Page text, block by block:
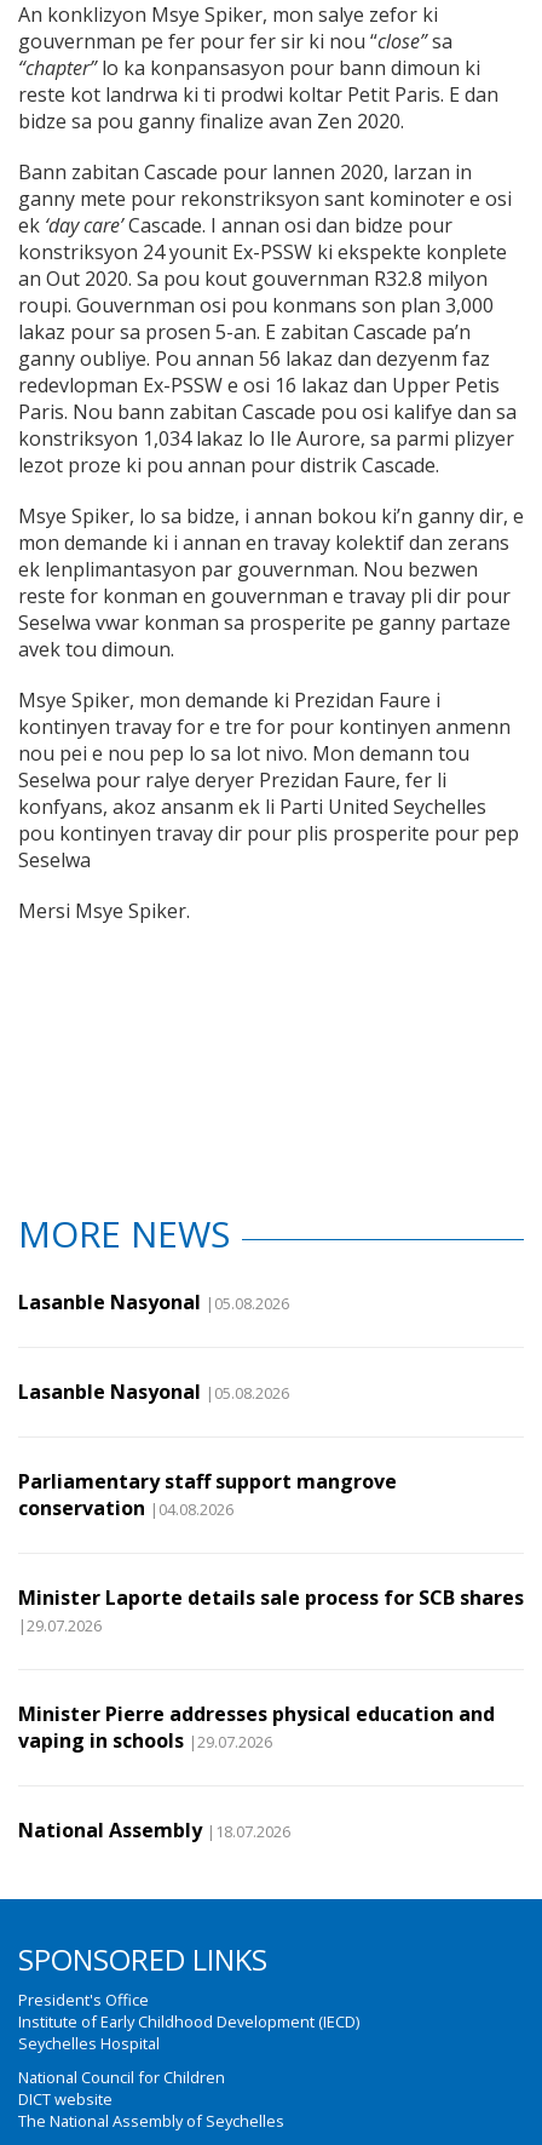
An konklizyon Msye Spiker, mon salye zefor ki
gouvernman pe fer pour fer sir ki nou “close”sa
“chapter”lo ka konpansasyon pour bann dimoun ki
reste kot landrwa ki ti prodwi koltar Petit Paris. E dan
bidze sa pou ganny finalize avan Zen 2020.
Bann zabitan Cascade pour lannen 2020, larzan in
ganny mete pour rekonstriksyon sant kominoter e osi
ek ‘day care’Cascade. I annan osi dan bidze pour
konstriksyon 24 younit Ex-PSSW ki ekspekte konplete
an Out 2020. Sa pou kout gouvernman R32.8 milyon
roupi. Gouvernman osi pou konmans son plan 3,000
lakaz pour sa prosen 5-an. E zabitan Cascade pa’n
ganny oubliye. Pou annan 56 lakaz dan dezyenm faz
redevlopman Ex-PSSW e osi 16 lakaz dan Upper Petis
Paris. Nou bann zabitan Cascade pou osi kalifye dan sa
konstriksyon 1,034 lakaz lo Ile Aurore, sa parmi plizyer
lezot proze ki pou annan pour distrik Cascade.
Msye Spiker, lo sa bidze, i annan bokou ki’n ganny dir, e
mon demande ki i annan en travay kolektif dan zerans
ek lenplimantasyon par gouvernman. Nou bezwen
reste for konman en gouvernman e travay pli dir pour
Seselwa vwar konman sa prosperite pe ganny partaze
avek tou dimoun.
Msye Spiker, mon demande ki Prezidan Faure i
kontinyen travay for e tre for pour kontinyen anmenn
nou pei e nou pep lo sa lot nivo. Mon demann tou
Seselwa pour ralye deryer Prezidan Faure, fer li
konfyans, akoz ansanm ek li Parti United Seychelles
pou kontinyen travay dir pour plis prosperite pour pep
Seselwa
Mersi Msye Spiker.
MORE NEWS
Lasanble Nasyonal |05.08.2026
Lasanble Nasyonal |05.08.2026
Parliamentary staff support mangrove
conservation |04.08.2026
Minister Laporte details sale process for SCB shares
|29.07.2026
Minister Pierre addresses physical education and
vaping in schools |29.07.2026
National Assembly |18.07.2026
SPONSORED LINKS
President's Office
Institute of Early Childhood Development (IECD)
Seychelles Hospital
National Council for Children
DICT website
The National Assembly of Seychelles